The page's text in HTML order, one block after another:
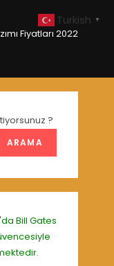
Fiyatları 2022
?
ARAMA
Bill Gates
Turkish ▼